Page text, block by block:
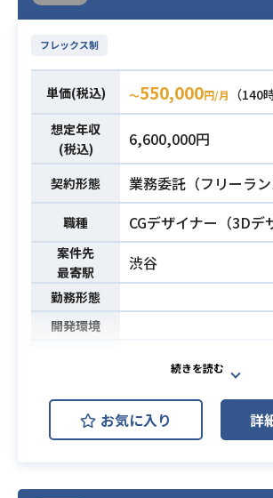
必須スキル
整の経験
フレックス制
単価(税込) 〜550,000円/月
（140
想定年収
(税込)
6,600,000円
契約形態 業務委託（フリーラン
職種 CGデザイナー（3Dデ
案件先
最寄駅
渋谷
勤務形態
開発環境
業務内容
・ソーシャルゲーム
演出および実素材の作
・世界観を踏まえた
・演出のコンテ作成
お気に入り 詳